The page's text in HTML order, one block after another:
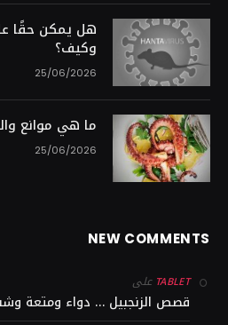
هل يمكن حقًا
وكيف؟
25/06/2026
ما هي موانع
25/06/2026
NEW COMMENTS
TABLET على
قصص الزنجبيل … دواء ومتعة